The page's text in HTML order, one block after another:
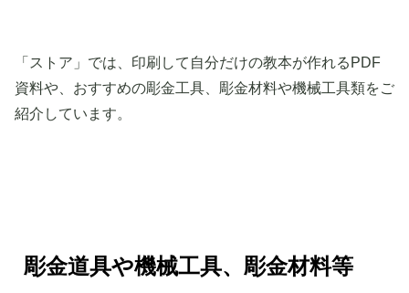
「ストア」では、印刷して自分だけの教本が作れるPDF
資料や、おすすめの彫金工具、彫金材料や機械工具類をご
紹介しています。
彫金道具や機械工具、彫金材料等